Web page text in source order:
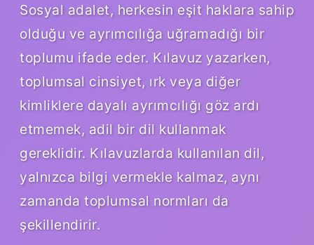
Sosyal adalet, herkesin eşit haklara sahip
olduğu ve ayrımcılığa uğramadığı bir
toplumu ifade eder. Kılavuz yazarken,
toplumsal cinsiyet, ırk veya diğer
kimliklere dayalı ayrımcılığı göz ardı
etmemek, adil bir dil kullanmak
gereklidir. Kılavuzlarda kullanılan dil,
yalnızca bilgi vermekle kalmaz, aynı
zamanda toplumsal normları da
şekillendirir.